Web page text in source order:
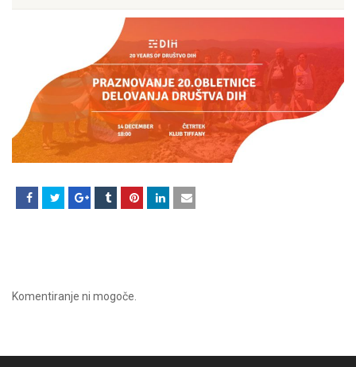
Komentiranje ni mogoče.